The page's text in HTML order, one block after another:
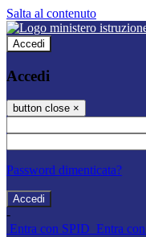
Salta al contenuto
Accedi
Accedi
button close ×
Password dimenticata?
-
Entra con SPID Entra